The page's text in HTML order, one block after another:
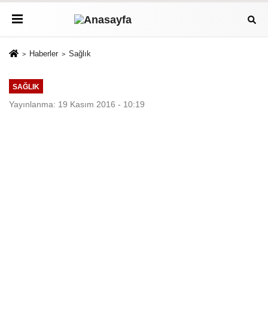
Haberler Sağlık
SAĞLIK
Yayınlanma: 19 Kasım 2016 - 10:19